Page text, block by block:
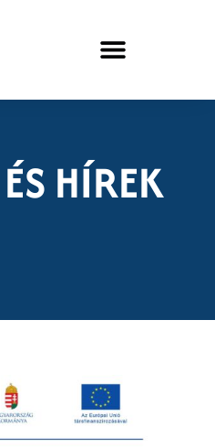
HÍREK